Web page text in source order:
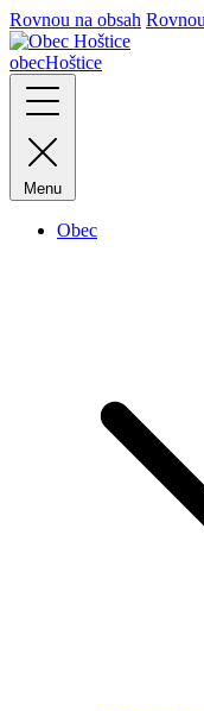
Rovnou na obsah
obecHoštice
Menu
Obec